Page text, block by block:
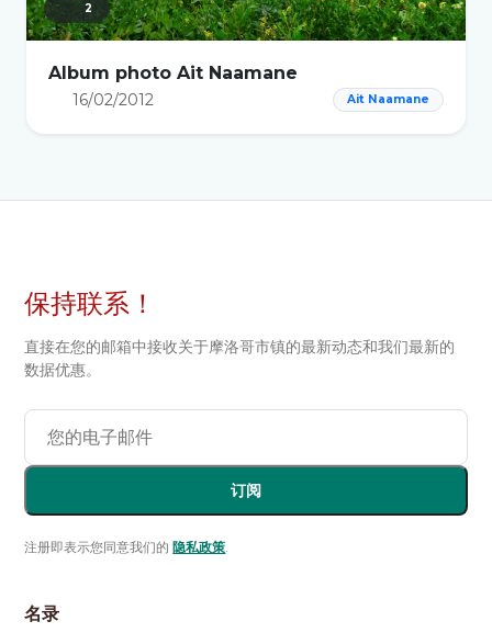
2
Album photo Ait Naamane
16/02/2012 Ait Naamane
保持联系！
直接在您的邮箱中接收关于摩洛哥市镇的最新动态和我们最新的
数据优惠。
订阅
注册即表示您同意我们的 隐私政策.
名录